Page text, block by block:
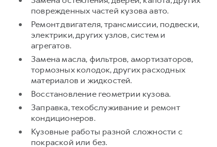
поврежденных частей кузова авто.
Ремонт двигателя, трансмиссии, подвески,
электрики, других узлов, систем и
агрегатов.
Замена масла, фильтров, амортизаторов,
тормозных колодок, других расходных
материалов и жидкостей.
Восстановление геометрии кузова.
Заправка, техобслуживание и ремонт
кондиционеров.
Кузовные работы разной сложности с
покраской или без.